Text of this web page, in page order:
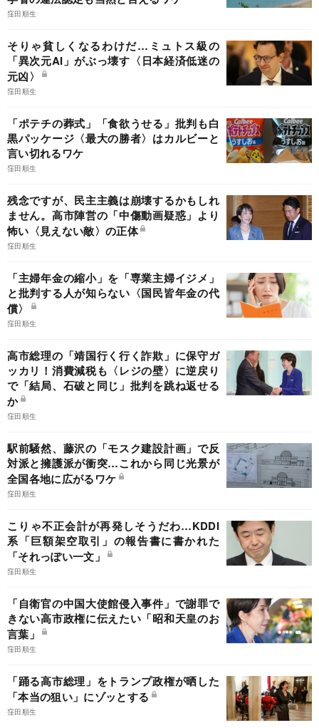
窪田順生
そりゃ貧しくなるわけだ…ミュトス級の
「異次元AI」がぶっ壊す〈日本経済低迷の
元凶〉
窪田順生
「ポテチの葬式」「食欲うせる」批判も白
黒パッケージ〈最大の勝者〉はカルビーと
言い切れるワケ
窪田順生
残念ですが、民主主義は崩壊するかもしれ
ません。高市陣営の「中傷動画疑惑」より
怖い〈見えない敵〉の正体
窪田順生
「主婦年金の縮小」を「専業主婦イジメ」
と批判する人が知らない〈国民皆年金の代
償〉
窪田順生
高市総理の「靖国行く行く詐欺」に保守ガ
ッカリ！消費減税も〈レジの壁〉に逆戻り
で「結局、石破と同じ」批判を跳ね返せる
か
窪田順生
駅前騒然、藤沢の「モスク建設計画」で反
対派と擁護派が衝突…これから同じ光景が
全国各地に広がるワケ
窪田順生
こりゃ不正会計が再発しそうだわ…KDDI
系「巨額架空取引」の報告書に書かれた
「それっぽい一文」
窪田順生
「自衛官の中国大使館侵入事件」で謝罪で
きない高市政権に伝えたい「昭和天皇のお
言葉」
窪田順生
「踊る高市総理」をトランプ政権が晒した
「本当の狙い」にゾッとする
窪田順生